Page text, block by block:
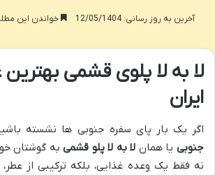
آخرین به روز رسانی: 12/05/1404 خواندن این مطلب 3 دقیقه زمان
لا به لا پلویقشمی
ایران
اگر یک بار پای سفره جنوبی ها نشسته
جنوبییا همان لا به لا پلو قشمیبه گوشتان
نه فقط یک وعده غذایی، بلکه ترکیبی از